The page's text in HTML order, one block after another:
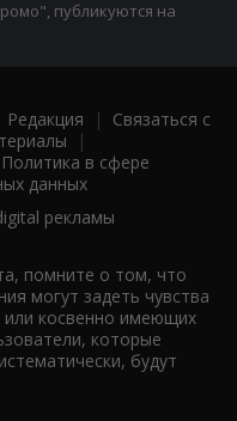
публикуются на
Редакция | Связаться с
|
Политика в сфере
данных
рекламы
помните о том, что
могут задеть чувства
или косвенно имеющих
которые
будут